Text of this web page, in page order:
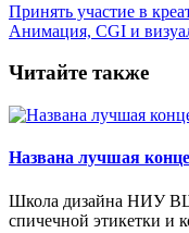
Принять участие в
Анимация, CGI и
Читайте также
Названа лучшая
Школа дизайна НИУ
спичечной этикетки и